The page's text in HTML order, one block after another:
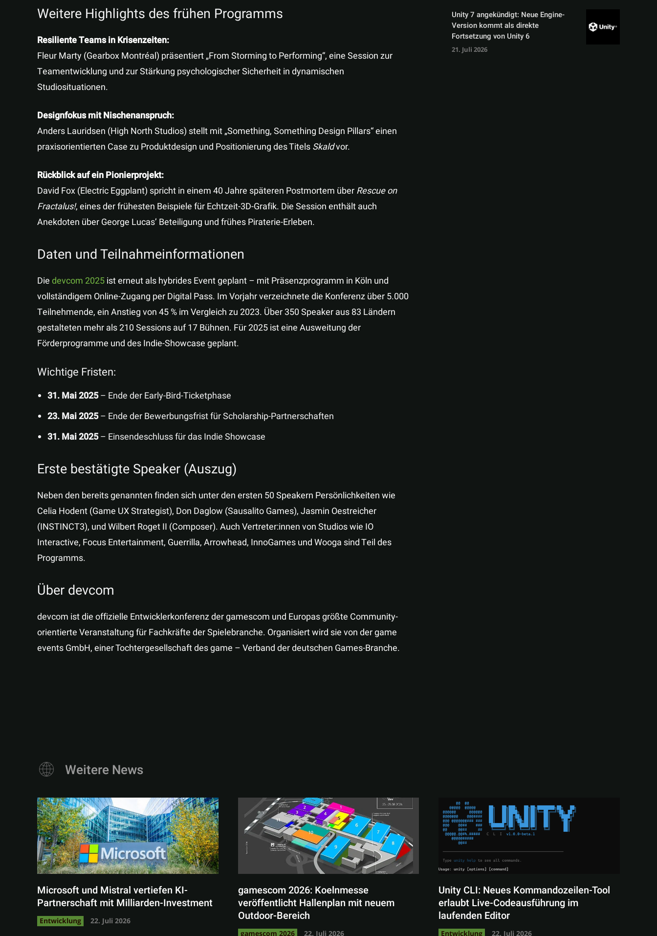
Weitere Highlights des frühen Programms
Resiliente Teams in Krisenzeiten:
Fleur Marty (Gearbox Montréal) präsentiert „From Storming to Performing“, eine Session zur
Teamentwicklung und zur Stärkung psychologischer Sicherheit in dynamischen
Studiosituationen.
Designfokus mit Nischenanspruch:
Anders Lauridsen (High North Studios) stellt mit „Something, Something Design Pillars“ einen
praxisorientierten Case zu Produktdesign und Positionierung des TitelsSkaldvor.
Rückblick auf ein Pionierprojekt:
David Fox (Electric Eggplant) spricht in einem 40 Jahre späteren Postmortem überRescue on
Fractalus!, eines der frühesten Beispiele für Echtzeit-3D-Grafik. Die Session enthält auch
Anekdoten über George Lucas’ Beteiligung und frühes Piraterie-Erleben.
Daten und Teilnahmeinformationen
Diedevcom 2025ist erneut als hybrides Event geplant – mit Präsenzprogramm in Köln und
vollständigem Online-Zugang per Digital Pass. Im Vorjahr verzeichnete die Konferenz über 5.000
Teilnehmende, ein Anstieg von 45 % im Vergleich zu 2023. Über 350 Speaker aus 83 Ländern
gestalteten mehr als 210 Sessions auf 17 Bühnen. Für 2025 ist eine Ausweitung der
Förderprogramme und des Indie-Showcase geplant.
Wichtige Fristen:
31. Mai 2025– Ende der Early-Bird-Ticketphase
23. Mai 2025– Ende der Bewerbungsfrist für Scholarship-Partnerschaften
31. Mai 2025– Einsendeschluss für das Indie Showcase
Erste bestätigte Speaker (Auszug)
Neben den bereits genannten finden sich unter den ersten 50 Speakern Persönlichkeiten wie
Celia Hodent (Game UX Strategist), Don Daglow (Sausalito Games), Jasmin Oestreicher
(INSTINCT3), und Wilbert Roget II (Composer). Auch Vertreter:innen von Studios wie IO
Interactive, Focus Entertainment, Guerrilla, Arrowhead, InnoGames und Wooga sind Teil des
Programms.
Über devcom
devcom ist die offizielle Entwicklerkonferenz der gamescom und Europas größte Community-
orientierte Veranstaltung für Fachkräfte der Spielebranche. Organisiert wird sie von der game
events GmbH, einer Tochtergesellschaft des game – Verband der deutschen Games-Branche.
Unity 7 angekündigt: Neue Engine-
Version kommt als direkte
Fortsetzung von Unity 6
21. Juli 2026
Weitere News
Microsoft und Mistral vertiefen KI-
Partnerschaft mit Milliarden-Investment
Entwicklung 22. Juli 2026
gamescom 2026: Koelnmesse
veröffentlicht Hallenplan mit neuem
Outdoor-Bereich
gamescom 2026 22. Juli 2026
Unity CLI: Neues Kommandozeilen-Tool
erlaubt Live-Codeausführung im
laufenden Editor
Entwicklung 22. Juli 2026